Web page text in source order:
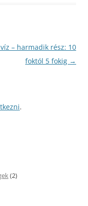
– harmadik rész: 10
foktól 5 fokig →
.
(2)